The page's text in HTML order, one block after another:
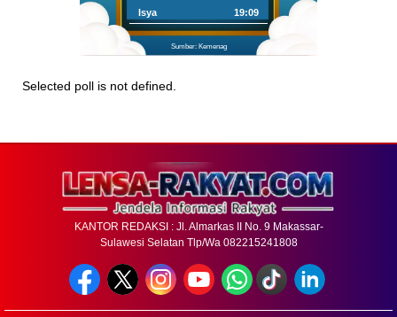
Isya 19:09
Sumber: Kemenag
Selected poll is not defined.
KANTOR REDAKSI : Jl. Almarkas II No. 9 Makassar-
Sulawesi Selatan Tlp/Wa 082215241808